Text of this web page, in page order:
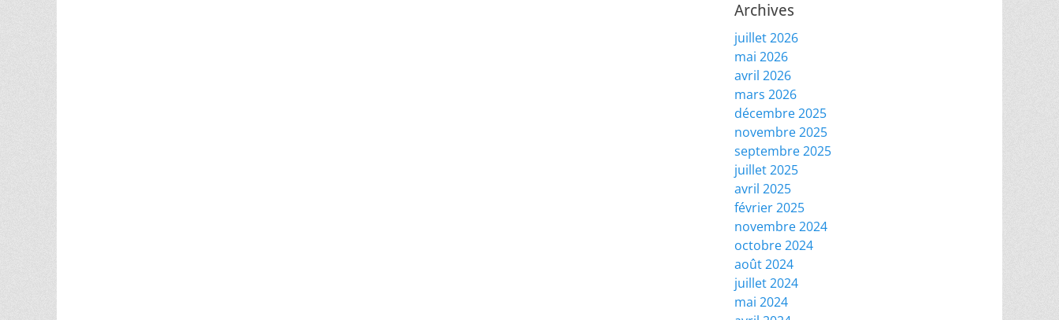
Archives
juillet 2026
mai 2026
avril 2026
mars 2026
décembre 2025
novembre 2025
septembre 2025
juillet 2025
avril 2025
février 2025
novembre 2024
octobre 2024
août 2024
juillet 2024
mai 2024